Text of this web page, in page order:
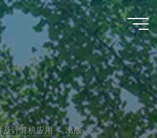
计算机应用 出版